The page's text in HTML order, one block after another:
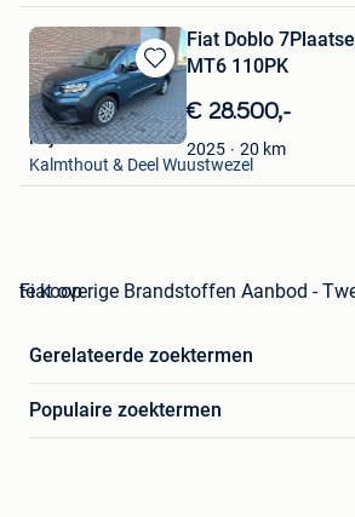
Bewaren
in
Mijn
Favorieten
Fiat Doblo
MT6 110PK
€ 28.500,-
2025 20 km
Frijters Kalmthout
Kalmthout & Deel Wuustwezel
Fiat overige Brandstoffen Aanbod - Tweedehands en nieuw te koop
Gerelateerde zoektermen
Populaire zoektermen